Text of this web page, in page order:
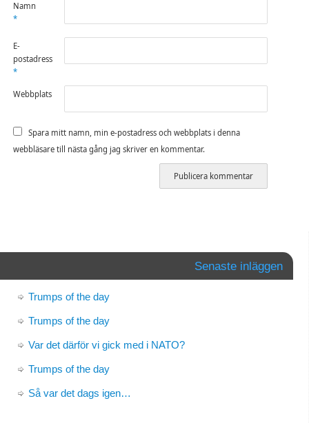
Namn
*
E-
postadress
*
Webbplats
Spara mitt namn, min e-postadress och webbplats i denna
webbläsare till nästa gång jag skriver en kommentar.
Senaste inläggen
Trumps of the day
Trumps of the day
Var det därför vi gick med i NATO?
Trumps of the day
Så var det dags igen…